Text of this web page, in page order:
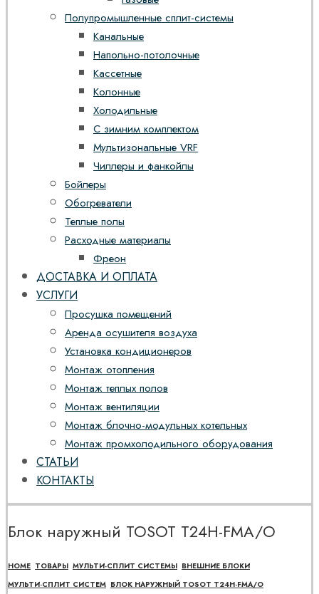
Полупромышленные сплит-системы
Канальные
Напольно-потолочные
Кассетные
Колонные
Холодильные
С зимним комплектом
Мультизональные VRF
Чиллеры и фанкойлы
Бойлеры
Обогреватели
Теплые полы
Расходные материалы
Фреон
ДОСТАВКА И ОПЛАТА
УСЛУГИ
Просушка помещений
Аренда осушителя воздуха
Установка кондиционеров
Монтаж отопления
Монтаж теплых полов
Монтаж вентиляции
Монтаж блочно-модульных котельных
Монтаж промхолодильного оборудования
СТАТЬИ
КОНТАКТЫ
Блок наружный TOSOT T24H-FMA/O
HOME ТОВАРЫ МУЛЬТИ-СПЛИТ СИСТЕМЫ ВНЕШНИЕ БЛОКИ
МУЛЬТИ-СПЛИТ СИСТЕМ БЛОК НАРУЖНЫЙ TOSOT T24H-FMA/O